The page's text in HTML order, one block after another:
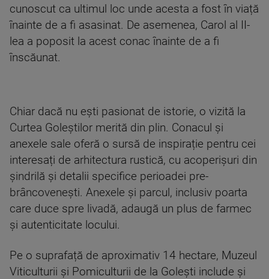
cunoscut ca ultimul loc unde acesta a fost în viață
înainte de a fi asasinat. De asemenea, Carol al II-
lea a poposit la acest conac înainte de a fi
înscăunat.
Chiar dacă nu ești pasionat de istorie, o vizită la
Curtea Goleștilor merită din plin. Conacul și
anexele sale oferă o sursă de inspirație pentru cei
interesați de arhitectura rustică, cu acoperișuri din
șindrilă și detalii specifice perioadei pre-
brâncovenești. Anexele și parcul, inclusiv poarta
care duce spre livadă, adaugă un plus de farmec
și autenticitate locului.
Pe o suprafață de aproximativ 14 hectare, Muzeul
Viticulturii și Pomiculturii de la Golești include și